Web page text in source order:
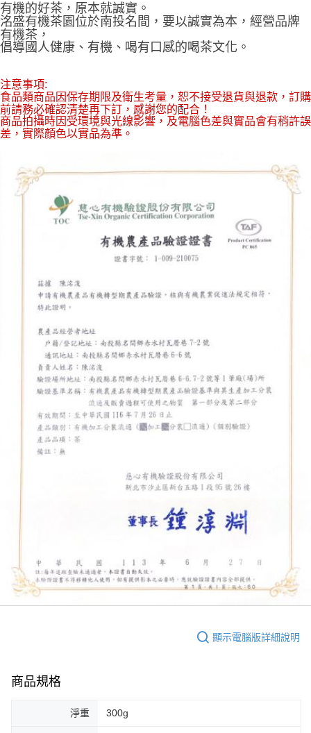
有機的好茶，原本就誠實。
洺盛有機茶園位於南投名間，要以誠實為本，經營品牌
有機茶，
倡導國人健康、有機、喝有口感的喝茶文化。
注意事項:
食品類商品因保存期限及衛生考量，恕不接受退貨與退款，訂購
前請務必確認清楚再下訂，感謝您的配合！
商品拍攝時因受環境與光線影響，及電腦色差與實品會有稍許誤
差，實際顏色以實品為準。
顯示電腦版詳細說明
商品規格
淨重 300g